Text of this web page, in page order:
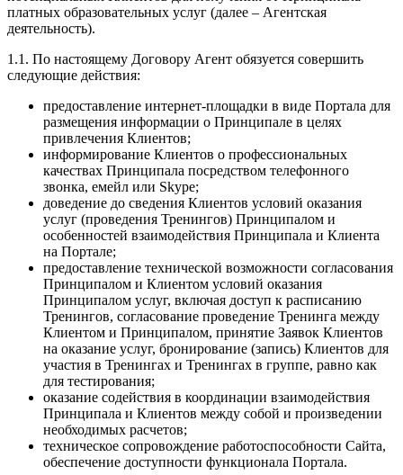
платных образовательных услуг (далее – Агентская
деятельность).
1.1. По настоящему Договору Агент обязуется совершить
следующие действия:
предоставление интернет-площадки в виде Портала для
размещения информации о Принципале в целях
привлечения Клиентов;
информирование Клиентов о профессиональных
качествах Принципала посредством телефонного
звонка, емейл или Skype;
доведение до сведения Клиентов условий оказания
услуг (проведения Тренингов) Принципалом и
особенностей взаимодействия Принципала и Клиента
на Портале;
предоставление технической возможности согласования
Принципалом и Клиентом условий оказания
Принципалом услуг, включая доступ к расписанию
Тренингов, согласование проведение Тренинга между
Клиентом и Принципалом, принятие Заявок Клиентов
на оказание услуг, бронирование (запись) Клиентов для
участия в Тренингах и Тренингах в группе, равно как
для тестирования;
оказание содействия в координации взаимодействия
Принципала и Клиентов между собой и произведении
необходимых расчетов;
техническое сопровождение работоспособности Сайта,
обеспечение доступности функционала Портала.